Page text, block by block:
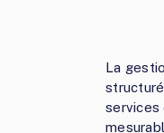
La
services